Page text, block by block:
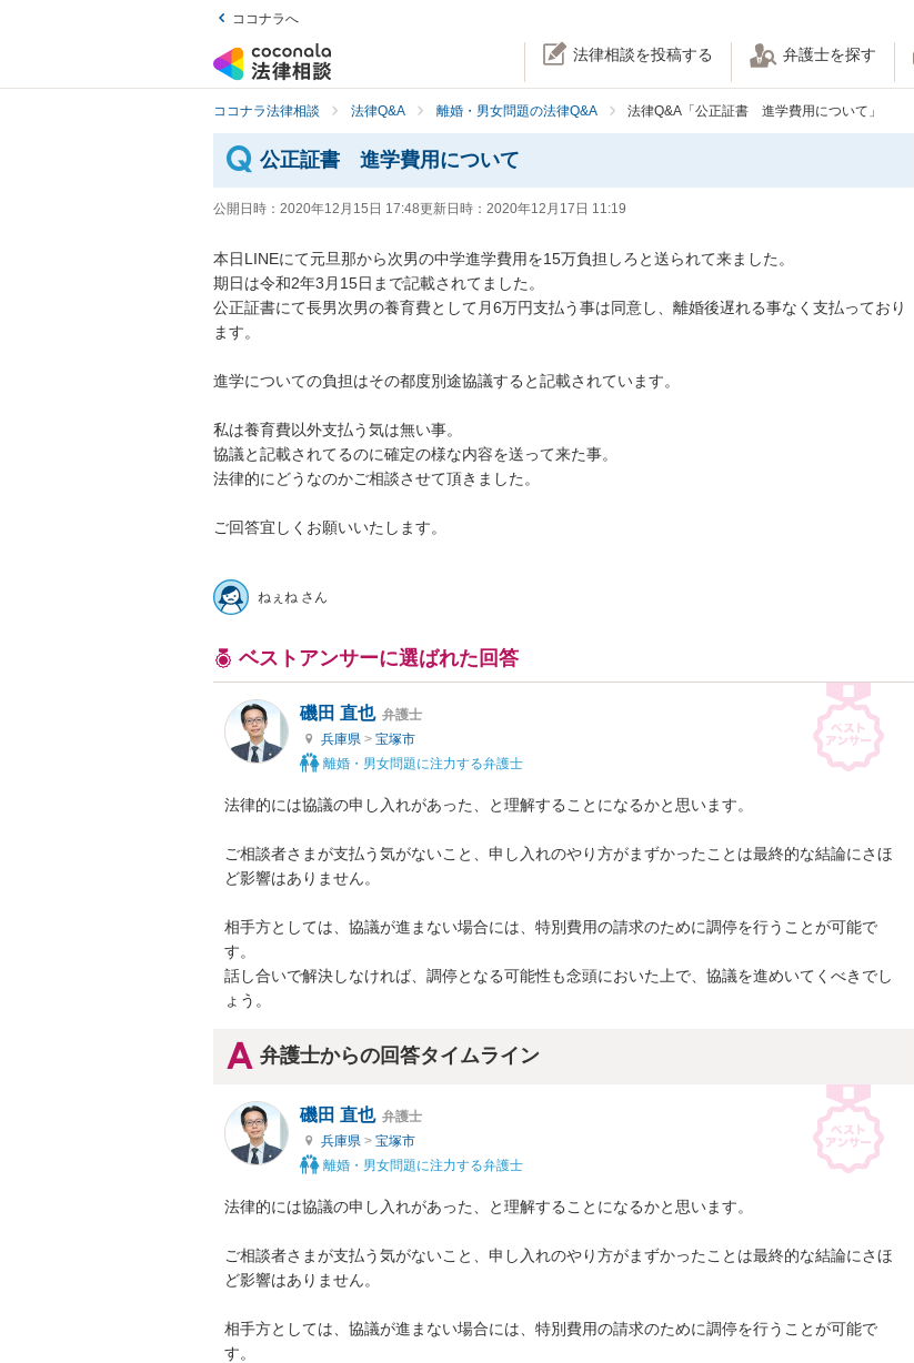
ココナラへ
法律相談を投稿する 弁護士を探す
ココナラ法律相談 法律Q&A 離婚・男女問題の法律Q&A 法律Q&A「公正証書 進学費用について」
公正証書 進学費用について
公開日時： 2020年12月15日 17:48更新日時： 2020年12月17日 11:19
本日LINEにて元旦那から次男の中学進学費用を15万負担しろと送られて来ました。
期日は令和2年3月15日まで記載されてました。
公正証書にて長男次男の養育費として月6万円支払う事は同意し、離婚後遅れる事なく支払っており
ます。
進学についての負担はその都度別途協議すると記載されています。
私は養育費以外支払う気は無い事。
協議と記載されてるのに確定の様な内容を送って来た事。
法律的にどうなのかご相談させて頂きました。
ご回答宜しくお願いいたします。
ねぇね さん
ベストアンサーに選ばれた回答
磯田 直也 弁護士
兵庫県 > 宝塚市
離婚・男女問題に注力する弁護士
法律的には協議の申し入れがあった、と理解することになるかと思います。
ご相談者さまが支払う気がないこと、申し入れのやり方がまずかったことは最終的な結論にさほ
ど影響はありません。
相手方としては、協議が進まない場合には、特別費用の請求のために調停を行うことが可能で
す。
話し合いで解決しなければ、調停となる可能性も念頭においた上で、協議を進めいてくべきでし
ょう。
弁護士からの回答タイムライン
磯田 直也 弁護士
兵庫県 > 宝塚市
離婚・男女問題に注力する弁護士
法律的には協議の申し入れがあった、と理解することになるかと思います。
ご相談者さまが支払う気がないこと、申し入れのやり方がまずかったことは最終的な結論にさほ
ど影響はありません。
相手方としては、協議が進まない場合には、特別費用の請求のために調停を行うことが可能で
す。